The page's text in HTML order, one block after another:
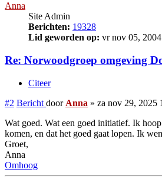
Anna
Site Admin
Berichten: 19328
Lid geworden op: vr nov 05,
Re: Norwoodgroep omgeving
Citeer
#2 Bericht door Anna » za nov 29, 2025
Wat goed. Wat een goed initiatief. Ik
komen, en dat het goed gaat lopen. Ik
Groet,
Anna
Omhoog